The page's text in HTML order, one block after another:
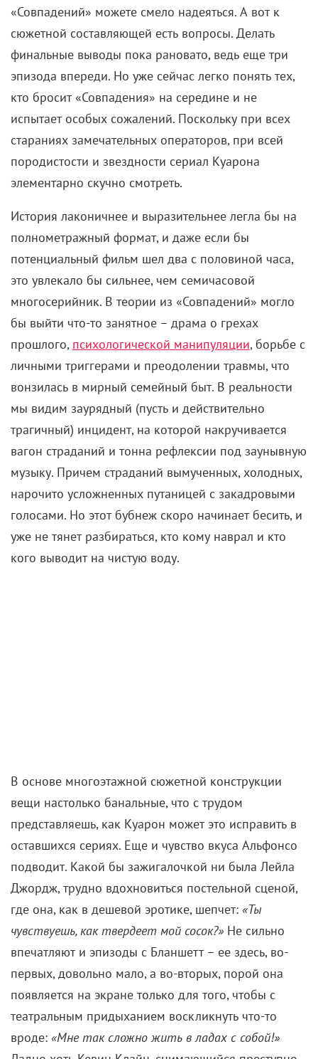
«Совпадений» можете смело надеяться. А вот к
сюжетной составляющей есть вопросы. Делать
финальные выводы пока рановато, ведь еще три
эпизода впереди. Но уже сейчас легко понять тех,
кто бросит «Совпадения» на середине и не
испытает особых сожалений. Поскольку при всех
стараниях замечательных операторов, при всей
породистости и звездности сериал Куарона
элементарно скучно смотреть.
История лаконичнее и выразительнее легла бы на
полнометражный формат, и даже если бы
потенциальный фильм шел два с половиной часа,
это увлекало бы сильнее, чем семичасовой
многосерийник. В теории из «Совпадений» могло
бы выйти что-то занятное – драма о грехах
прошлого, психологической манипуляции, борьбе с
личными триггерами и преодолении травмы, что
вонзилась в мирный семейный быт. В реальности
мы видим заурядный (пусть и действительно
трагичный) инцидент, на которой накручивается
вагон страданий и тонна рефлексии под заунывную
музыку. Причем страданий вымученных, холодных,
нарочито усложненных путаницей с закадровыми
голосами. Но этот бубнеж скоро начинает бесить, и
уже не тянет разбираться, кто кому наврал и кто
кого выводит на чистую воду.
В основе многоэтажной сюжетной конструкции
вещи настолько банальные, что с трудом
представляешь, как Куарон может это исправить в
оставшихся сериях. Еще и чувство вкуса Альфонсо
подводит. Какой бы зажигалочкой ни была Лейла
Джордж, трудно вдохновиться постельной сценой,
где она, как в дешевой эротике, шепчет: «Ты
чувствуешь, как твердеет мой сосок?» Не сильно
впечатляют и эпизоды с Бланшетт – ее здесь, во-
первых, довольно мало, а во-вторых, порой она
появляется на экране только для того, чтобы с
театральным придыханием воскликнуть что-то
вроде: «Мне так сложно жить в ладах с собой!»